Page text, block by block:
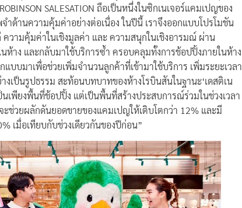
SALESATION ถือเป็นหนึ่งในซิกเนเจอร์แคมเปญของ
ด้านความคุ้มค่าอย่างต่อเนื่อง ในปีนี้ เราจึงออกแบบโปรโมชัน
วามคุ้มค่าในเชิงมูลค่า และ ความสนุกในเชิงอารมณ์ ผ่าน
ห้าง และกลับมาใช้บริการซ้ำ ครอบคลุมทั้งการช้อปปิ้งภายในห้าง
บมาเพื่อช่วยเพิ่มจำนวนลูกค้าที่เข้ามาใช้บริการ เพิ่มระยะเวลา
เป็นรูปธรรม สะท้อนบทบาทของห้างโรบินสันในฐานะ‘เดสติเน
เพียงพื้นที่ช้อปปิ้ง แต่เป็นพื้นที่สร้างประสบการณ์ร่วมในช่วงเวลา
ช่วยผลักดันยอดขายของแคมเปญให้เติบโตกว่า 12% และมี
เมื่อเทียบกับช่วงเดียวกันของปีก่อน”